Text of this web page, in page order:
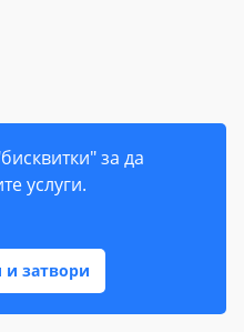
за да
услуги.
затвори